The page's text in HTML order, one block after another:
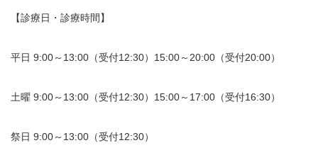
【診療日・診療時間】
平日 9:00～13:00（受付12:30）15:00～20:00（受付20:00）
土曜 9:00～13:00（受付12:30）15:00～17:00（受付16:30）
祭日 9:00～13:00（受付12:30）